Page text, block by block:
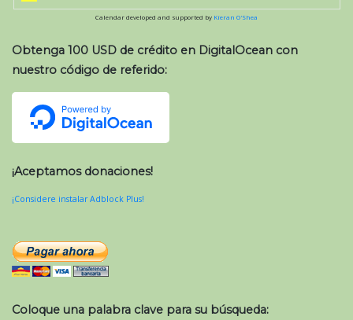
Calendar developed and supported by Kieran O'Shea
Obtenga 100 USD de crédito en DigitalOcean con
nuestro código de referido:
¡Aceptamos donaciones!
¡Considere instalar Adblock Plus!
Coloque una palabra clave para su búsqueda: